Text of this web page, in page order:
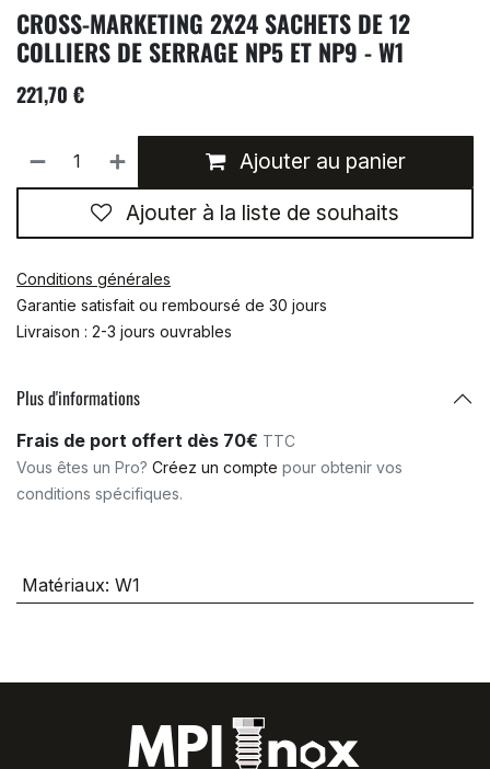
CROSS-MARKETING 2X24 SACHETS DE 12
COLLIERS DE SERRAGE NP5 ET NP9 - W1
221,70 €
Ajouter au panier
Ajouter à la liste de souhaits
Conditions générales
Garantie satisfait ou remboursé de 30 jours
Livraison : 2-3 jours ouvrables
Plus d'informations
Frais de port offert dès 70€ TTC
Vous êtes un Pro? Créez un compte pour obtenir vos
conditions spécifiques.
Matériaux: W1